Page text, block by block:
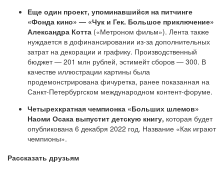
Еще один проект, упоминавшийся на питчинге
«Фонда кино» — «Чук и Гек. Большое приключение»
Александра Котта («Метроном фильм»). Лента также
нуждается в дофинансировании из-за дополнительных
затрат на декорации и графику. Производственный
бюджет — 201 млн рублей, эстимейт сборов — 300. В
качестве иллюстрации картины была
продемонстрирована фичуретка, ранее показанная на
Санкт-Петербургском международном контент-форуме.
Четырехкратная чемпионка «Больших шлемов»
Наоми Осака выпустит детскую книгу, которая будет
опубликована 6 декабря 2022 год. Название «Как играют
чемпионы».
Рассказать друзьям